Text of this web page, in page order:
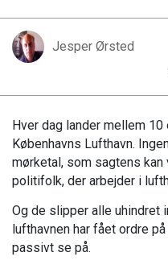
Jesper Ørsted
Hver dag lander mellem
Københavns Lufthavn.
mørketal, som sagtens
politifolk, der arbejder i
Og de slipper alle uhindret
lufthavnen har fået ordre
passivt se på.